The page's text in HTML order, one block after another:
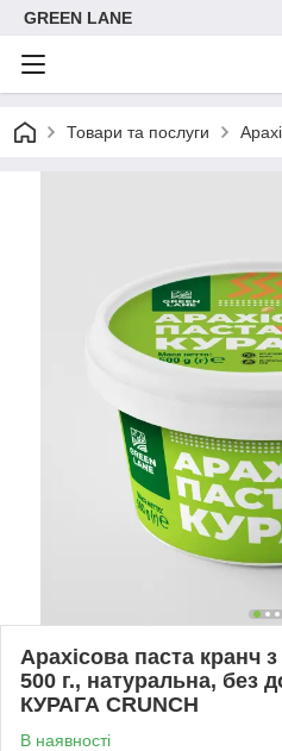
GREEN LANE
Товари та послуги
Арахісова паста кранч
500 г., натуральна, без
КУРАГА CRUNCH
В наявності